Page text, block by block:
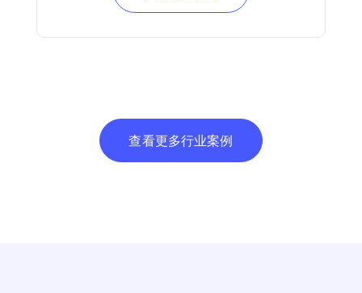
查看更多行业案例